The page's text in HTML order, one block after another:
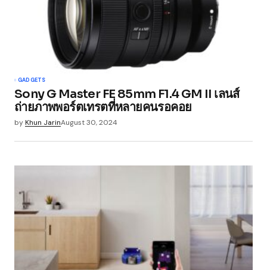
GADGETS
Sony G Master FE 85mm F1.4 GM II เลนส์
ถ่ายภาพพอร์ตเทรตที่หลายคนรอคอย
byKhun JarinAugust 30, 2024